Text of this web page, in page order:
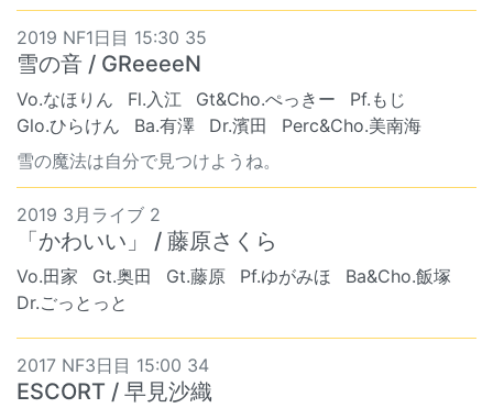
2019 NF1日目 15:30 35
雪の音 / GReeeeN
Vo.なほりん Fl.入江 Gt&Cho.ぺっきー
Pf.もじ
Glo.ひらけん
Ba.有澤 Dr.濱田
Perc&Cho.美南海
雪の魔法は自分で見つけようね。
2019 3月ライブ 2
「かわいい」 / 藤原さくら
Vo.田家 Gt.奥田 Gt.藤原 Pf.ゆがみほ
Ba&Cho.飯塚
Dr.ごっとっと
2017 NF3日目 15:00 34
ESCORT / 早見沙織